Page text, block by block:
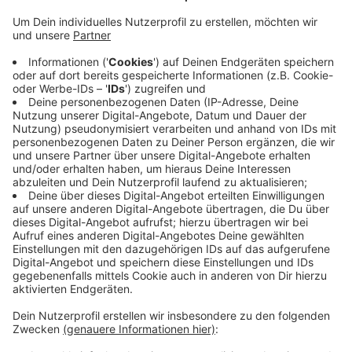
Anzeige
Die meisten privaten Autos liefen mit Benzin, während
es bei den gewerblichen Fahrzeugen weiterhin der
Dieselantrieb war. Ausgehend von den absoluten
Zahlen, waren in Pempelfort und Bilk die meisten
Autos zugelassen. Am wenigsten PKW gab es in
Knittkuhl und Volmerswerth. Die beliebtesten Marken
in Düsseldorf 2018: VW, Mercedes und BMW. Bunt
mochten es die Autofahrer hier anscheinend nicht. Die
beliebteste Farben waren Grau/Silber und Schwarz.
Anzeige